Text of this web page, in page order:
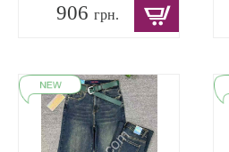
906 грн.